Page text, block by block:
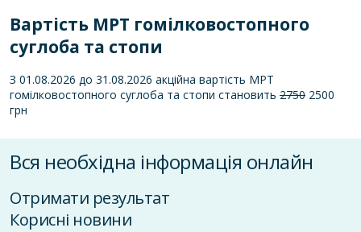
Вартість МРТ гомілковостопного
суглоба та стопи
З 01.08.2026 до 31.08.2026 акційна вартість МРТ
гомілковостопного суглоба та стопи становить 2750 2500
грн
Вся необхідна інформація онлайн
Отримати результат
Корисні новини